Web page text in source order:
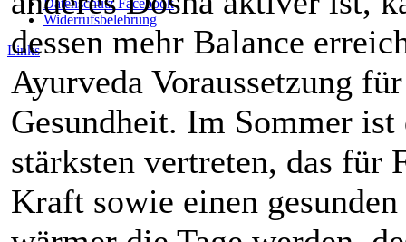
Datenschutz Facebook
Widerrufsbelehrung
Links
dessen mehr Balance
Ayurveda Voraussetzung
Gesundheit. Im Sommer ist
stärksten vertreten, das für
Kraft sowie einen